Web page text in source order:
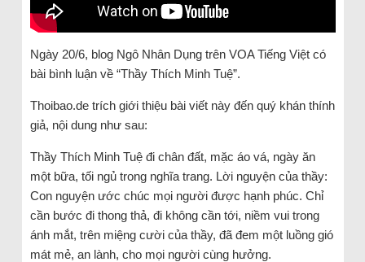
Ngày 20/6, blog Ngô Nhân Dụng trên VOA Tiếng Việt có
bài bình luận về “Thầy Thích Minh Tuệ”.
Thoibao.de trích giới thiệu bài viết này đến quý khán thính
giả, nội dung như sau:
Thầy Thích Minh Tuệ đi chân đất, mặc áo vá, ngày ăn
một bữa, tối ngủ trong nghĩa trang. Lời nguyện của thầy:
Con nguyện ước chúc mọi người được hạnh phúc. Chỉ
cần bước đi thong thả, đi không cần tới, niềm vui trong
ánh mắt, trên miệng cười của thầy, đã đem một luồng gió
mát mẻ, an lành, cho mọi người cùng hưởng.